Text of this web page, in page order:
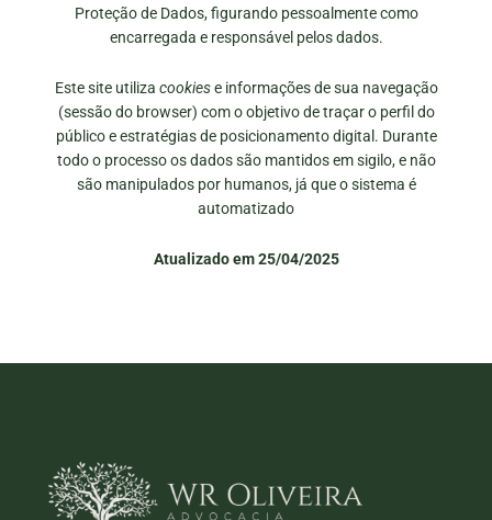
Proteção de Dados, figurando pessoalmente como
encarregada e responsável pelos dados.
Este site utiliza cookiese informações de sua navegação
(sessão do browser) com o objetivo de traçar o perfil do
público e estratégias de posicionamento digital. Durante
todo o processo os dados são mantidos em sigilo, e não
são manipulados por humanos, já que o sistema é
automatizado
Atualizado em 25/04/2025